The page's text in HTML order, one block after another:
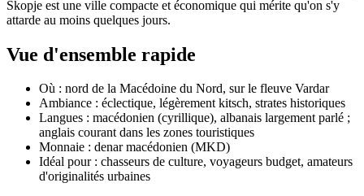
Skopje est une ville compacte et économique qui mérite qu'on s'y
attarde au moins quelques jours.
Vue d'ensemble rapide
Où : nord de la Macédoine du Nord, sur le fleuve Vardar
Ambiance : éclectique, légèrement kitsch, strates historiques
Langues : macédonien (cyrillique), albanais largement parlé ;
anglais courant dans les zones touristiques
Monnaie : denar macédonien (MKD)
Idéal pour : chasseurs de culture, voyageurs budget, amateurs
d'originalités urbaines